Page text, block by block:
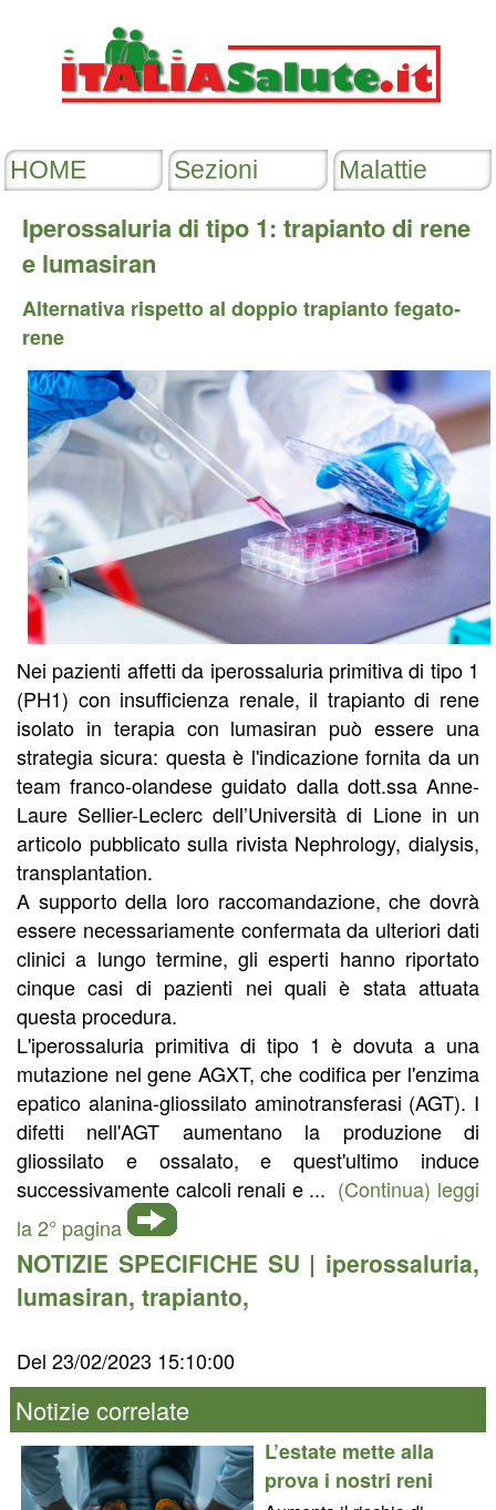
Iperossaluria di tipo 1: trapianto di rene
e lumasiran
Alternativa rispetto al doppio trapianto fegato-
rene
Nei pazienti affetti da iperossaluria primitiva di tipo 1
(PH1) con insufficienza renale, il trapianto di rene
isolato in terapia con lumasiran può essere una
strategia sicura: questa è l'indicazione fornita da un
team franco-olandese guidato dalla dott.ssa Anne-
Laure Sellier-Leclerc dell’Università di Lione in un
articolo pubblicato sulla rivista Nephrology, dialysis,
transplantation.
A supporto della loro raccomandazione, che dovrà
essere necessariamente confermata da ulteriori dati
clinici a lungo termine, gli esperti hanno riportato
cinque casi di pazienti nei quali è stata attuata
questa procedura.
L'iperossaluria primitiva di tipo 1 è dovuta a una
mutazione nel gene AGXT, che codifica per l'enzima
epatico alanina-gliossilato aminotransferasi (AGT). I
difetti nell'AGT aumentano la produzione di
gliossilato e ossalato, e quest'ultimo induce
successivamente calcoli renali e ... (Continua) leggi
la 2° pagina
NOTIZIE SPECIFICHE SU | iperossaluria,
lumasiran, trapianto,
Del 23/02/2023 15:10:00
Notizie correlate
L’estate mette alla
prova i nostri reni